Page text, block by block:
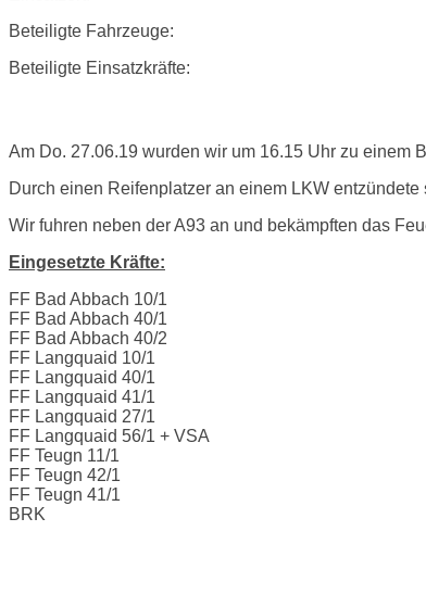
Beteiligte Fahrzeuge:
Beteiligte Einsatzkräfte:
Am Do. 27.06.19 wurden wir um 16.15 Uhr zu einem
Durch einen Reifenplatzer an einem LKW
Wir fuhren neben der A93 an und bekämpften das
Eingesetzte Kräfte:
FF Bad Abbach 10/1
FF Bad Abbach 40/1
FF Bad Abbach 40/2
FF Langquaid 10/1
FF Langquaid 40/1
FF Langquaid 41/1
FF Langquaid 27/1
FF Langquaid 56/1 + VSA
FF Teugn 11/1
FF Teugn 42/1
FF Teugn 41/1
BRK